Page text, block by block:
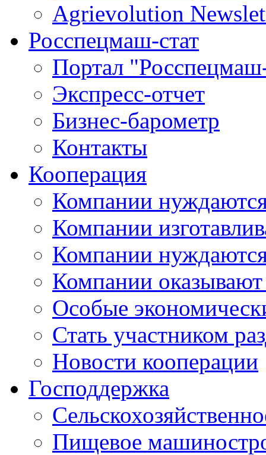
Agrievolution
Росспецмаш-стат
Портал
Экспресс-отчет
Бизнес-барометр
Контакты
Кооперация
Компании
Компании
Компании
Компании оказывают
Особые
Стать участником
Новости кооперации
Господдержка
Пищевое